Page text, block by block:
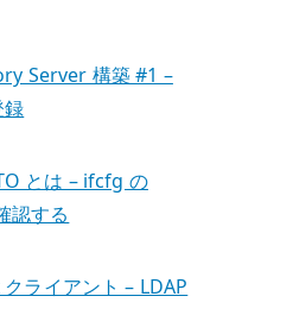
Server 構築 #1 –
録
とは – ifcfg の
認する
ライアント – LDAP